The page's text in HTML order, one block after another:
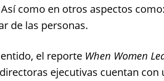
como en otros aspectos
de las personas.
el reporte When Women
ejecutivas cuentan